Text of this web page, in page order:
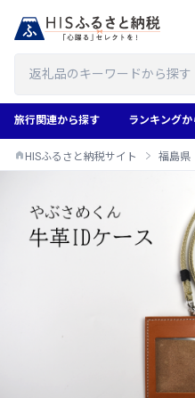
旅行関連から探す ランキング
HISふるさと納税サイト 福島県